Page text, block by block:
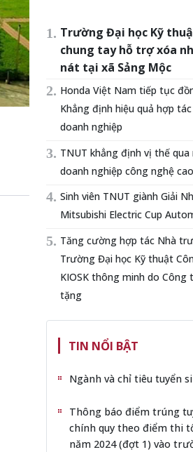
Trường Đại học Kỹ
chung tay hỗ trợ xóa
nát tại xã Sảng Mộc
Honda Việt Nam tiếp tục
Khẳng định hiệu quả hợp
doanh nghiệp
TNUT khẳng định vị thế
doanh nghiệp công nghệ cao
Sinh viên TNUT giành Giải
Mitsubishi Electric Cup
Tăng cường hợp tác Nhà
Trường Đại học Kỹ thuật
KIOSK thông minh do Công
tặng
TIN NỔI BẬT
Ngành và chỉ tiêu tuyển
Thông báo điểm trúng
chính quy theo điểm thi
năm 2024 (đợt 1) vào